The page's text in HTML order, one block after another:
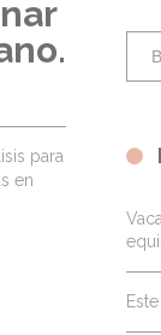
para
en